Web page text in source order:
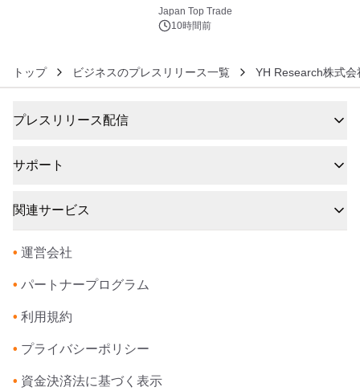
浴シンギングボウル第2弾の大型サイ
ズ（XL・2XL・3XL）を先行販売中
Japan Top Trade
10時間前
トップ ビジネスのプレスリリース一覧 YH Research株式会
プレスリリース配信
サポート
関連サービス
• 運営会社
• パートナープログラム
• 利用規約
• プライバシーポリシー
• 資金決済法に基づく表示